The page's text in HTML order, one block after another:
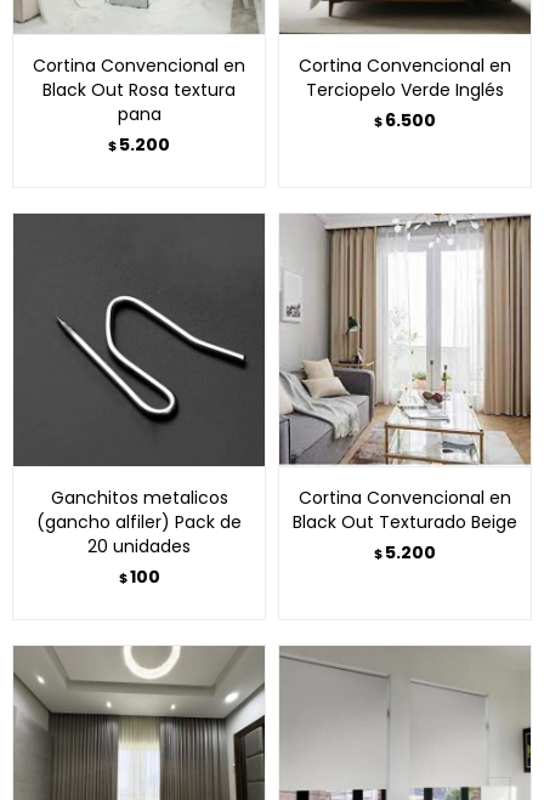
Cortina Convencional en
Black Out Rosa textura
pana
$5.200
Cortina Convencional en
Terciopelo Verde Inglés
$6.500
Ganchitos metalicos
(gancho alfiler) Pack de
20 unidades
$100
Cortina Convencional en
Black Out Texturado Beige
$5.200